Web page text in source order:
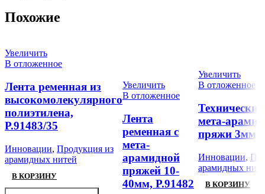
Похожие
Увеличить
В отложенное
Лента ременная из
высокомолекулярного
полиэтилена,
Р.91483/35
Инновации, Продукция из
арамидных нитей
В КОРЗИНУ
Увеличить
В отложенное
Лента
ременная с
мета-
арамидной
пряжей 10-
40мм, Р.91482
Увеличить
В отложенное
мета-
пряжи 3мм,
Инновации,
арамидных
В КОРЗИНУ